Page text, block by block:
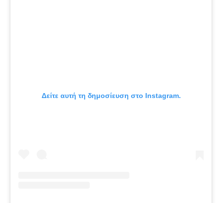
Δείτε αυτή τη δημοσίευση στο Instagram.